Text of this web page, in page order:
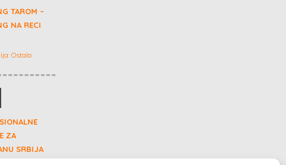
TAROM –
NA RECI
Ostalo
ZA
SRBIJA